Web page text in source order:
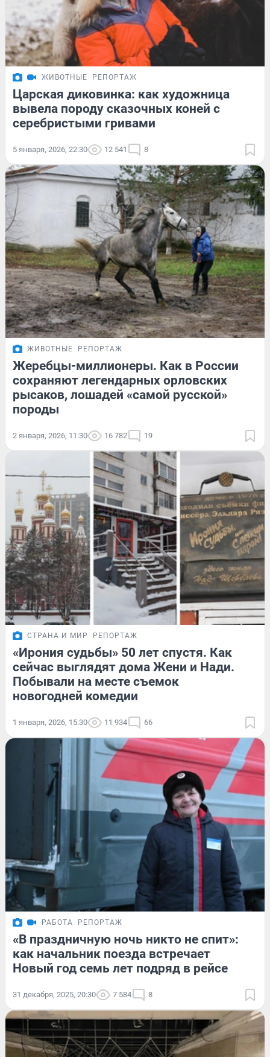
ЖИВОТНЫЕ РЕПОРТАЖ
Царская диковинка: как художница
вывела породу сказочных коней с
серебристыми гривами
5 января, 2026, 22:30 12 541 8
ЖИВОТНЫЕ РЕПОРТАЖ
Жеребцы-миллионеры. Как в России
сохраняют легендарных орловских
рысаков, лошадей «самой русской»
породы
2 января, 2026, 11:30 16 782 19
СТРАНА И МИР РЕПОРТАЖ
«Ирония судьбы» 50 лет спустя. Как
сейчас выглядят дома Жени и Нади.
Побывали на месте съемок
новогодней комедии
1 января, 2026, 15:30 11 934 66
РАБОТА РЕПОРТАЖ
«В праздничную ночь никто не спит»:
как начальник поезда встречает
Новый год семь лет подряд в рейсе
31 декабря, 2025, 20:30 7 584 8